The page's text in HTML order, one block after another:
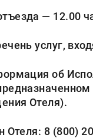
— 12.00
услуг,
об
Отеля).
Отеля: 8 (800)